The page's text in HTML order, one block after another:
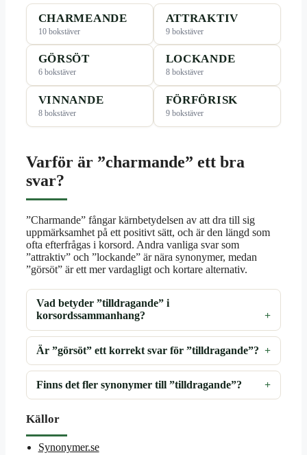
CHARMEANDE
10 bokstäver
ATTRAKTIV
9 bokstäver
GÖRSÖT
6 bokstäver
LOCKANDE
8 bokstäver
VINNANDE
8 bokstäver
FÖRFÖRISK
9 bokstäver
Varför är ”charmande” ett bra
svar?
”Charmande” fångar kärnbetydelsen av att dra till sig
uppmärksamhet på ett positivt sätt, och är den längd som
ofta efterfrågas i korsord. Andra vanliga svar som
”attraktiv” och ”lockande” är nära synonymer, medan
”görsöt” är ett mer vardagligt och kortare alternativ.
Vad betyder ”tilldragande” i
korsordssammanhang?
Är ”görsöt” ett korrekt svar för ”tilldragande”?
Finns det fler synonymer till ”tilldragande”?
Källor
Synonymer.se